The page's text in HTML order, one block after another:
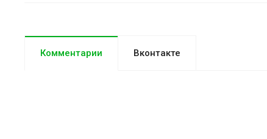
Комментарии Вконтакте